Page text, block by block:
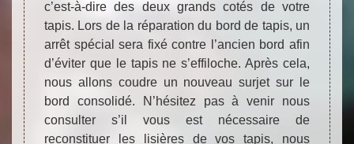
c’est-à-dire des deux grands cotés de votre
tapis. Lors de la réparation du bord de tapis, un
arrêt spécial sera fixé contre l’ancien bord afin
d’éviter que le tapis ne s’effiloche. Après cela,
nous allons coudre un nouveau surjet sur le
bord consolidé. N’hésitez pas à venir nous
consulter s’il vous est nécessaire de
reconstituer les lisières de vos tapis, nous